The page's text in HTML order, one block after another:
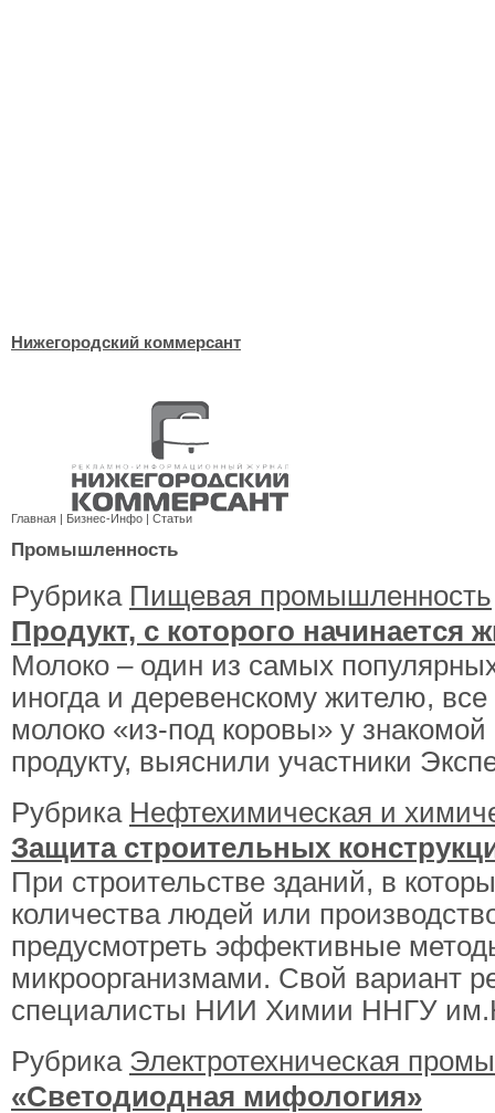
Нижегородский коммерсант
Главная | Бизнес-Инфо | Статьи
Промышленность
Рубрика Пищевая промышленность
Продукт, с которого начинается
Молоко – один из самых
иногда и деревенскому жителю,
молоко «из-под коровы» у
продукту, выяснили участники
Рубрика Нефтехимическая и
Защита строительных
При строительстве зданий, в
количества людей или
предусмотреть эффективные
микроорганизмами. Свой вариант
специалисты НИИ Химии ННГУ
Рубрика Электротехническая
«Светодиодная мифология»